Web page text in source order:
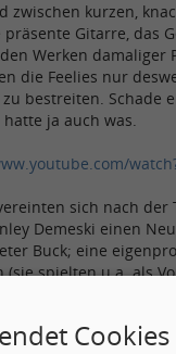
zwischen kurzen,
Gitarre, das
Werken
die Feelies nur
bestreiten.
ja auch was.
sich nach
Demeski einen
Buck; eine
(sie spielten u.a. als
wurden die
und New Wave
Import zu
Cookies